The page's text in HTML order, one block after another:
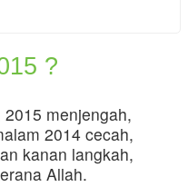
?
menjengah,
2014 cecah,
kanan langkah,
Allah.